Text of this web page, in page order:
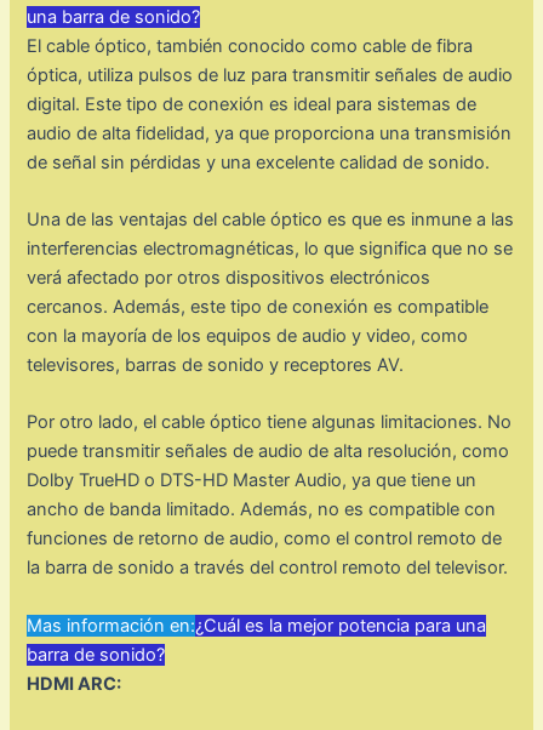
una barra de sonido?
El cable óptico, también conocido como cable de fibra
óptica, utiliza pulsos de luz para transmitir señales de audio
digital. Este tipo de conexión es ideal para sistemas de
audio de alta fidelidad, ya que proporciona una transmisión
de señal sin pérdidas y una excelente calidad de sonido.
Una de las ventajas del cable óptico es que es inmune a las
interferencias electromagnéticas, lo que significa que no se
verá afectado por otros dispositivos electrónicos
cercanos. Además, este tipo de conexión es compatible
con la mayoría de los equipos de audio y video, como
televisores, barras de sonido y receptores AV.
Por otro lado, el cable óptico tiene algunas limitaciones. No
puede transmitir señales de audio de alta resolución, como
Dolby TrueHD o DTS-HD Master Audio, ya que tiene un
ancho de banda limitado. Además, no es compatible con
funciones de retorno de audio, como el control remoto de
la barra de sonido a través del control remoto del televisor.
Mas información en:¿Cuál es la mejor potencia para una
barra de sonido?
HDMI ARC: